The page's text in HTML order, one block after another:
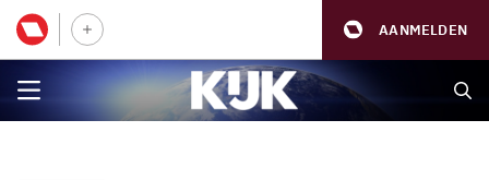
AANMELDEN